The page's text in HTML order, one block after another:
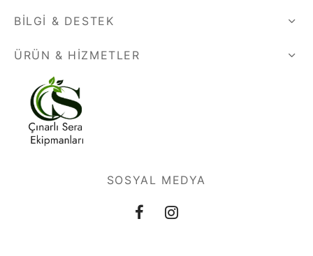
BILGI & DESTEK
ÜRÜN & HIZMETLER
SOSYAL MEDYA